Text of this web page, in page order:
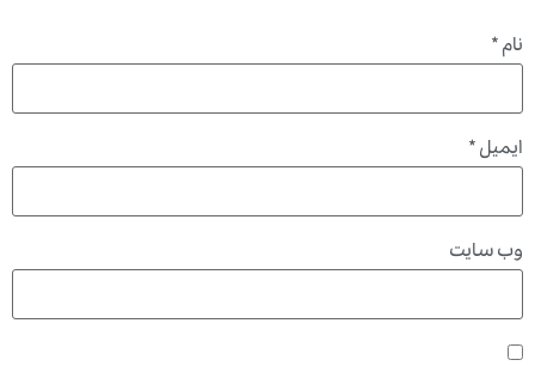
نام*
ایمیل*
وب‌ سایت